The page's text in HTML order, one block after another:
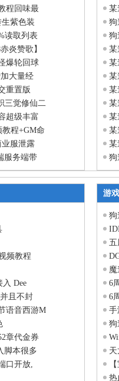
程回味最
紫色装
读取列表
炎赞歌】
爆轮回球
大量经
重置版
三觉修仙二
超级丰富
程+GM命
业服泄露
服务端带
某
狗
狗
某
某
某
某
某
某
某
某
狗
频教程
入 Dee
且不封
语音西游M
章代金券
脚本很多
口开放,
游
狗
五
6
6
手
狗
热